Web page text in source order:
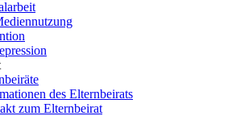
des Elternbeirats
zum Elternbeirat